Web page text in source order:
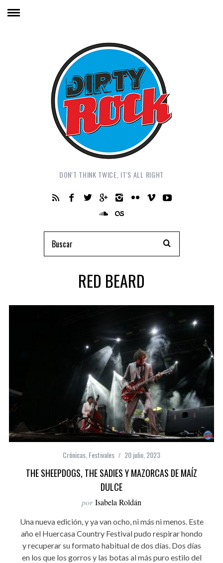
DON'T THINK TWICE, IT'S ALL RIGHT
RED BEARD
Crónicas Festivales 20 julio, 2023
THE SHEEPDOGS, THE SADIES Y MAZORCAS DE MAÍZ
DULCE
por Isabela Roldán
Una nueva edición, y ya van ocho, ni más ni menos. Este
año el Huercasa Country Festival pudo respirar hondo
y recuperar su formato habitual de dos días. Dos días
en los que los gorros y las botas al más puro estilo del